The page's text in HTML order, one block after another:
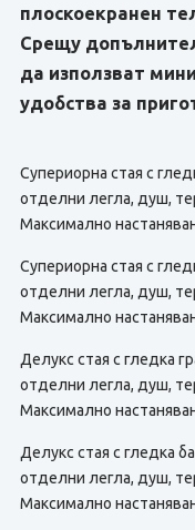
плоскоекранен
Срещу
да използват
удобства за
Супериорна стая с
отделни легла, душ,
Максимално
Супериорна стая с
отделни легла, душ,
Максимално
Делукс стая с гледка
отделни легла, душ,
Максимално
Делукс стая с гледка
отделни легла, душ,
Максимално